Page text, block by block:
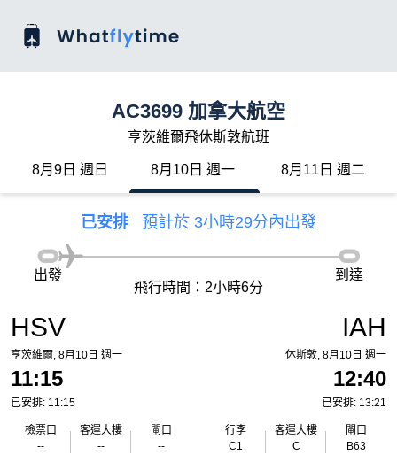
AC3699 加拿大航空
亨茨維爾飛休斯敦航班
8月9日 週日 8月10日 週一 8月11日 週二
已安排 預計於 3小時29分內出發
HSV
亨茨維爾, 8月10日 週一
11:15
已安排: 11:15
檢票口
--
客運大樓
--
閘口
--
出發
飛行時間：2小時6分
到達
IAH
休斯敦, 8月10日 週一
12:40
已安排: 13:21
行李
C1
客運大樓
C
閘口
B63